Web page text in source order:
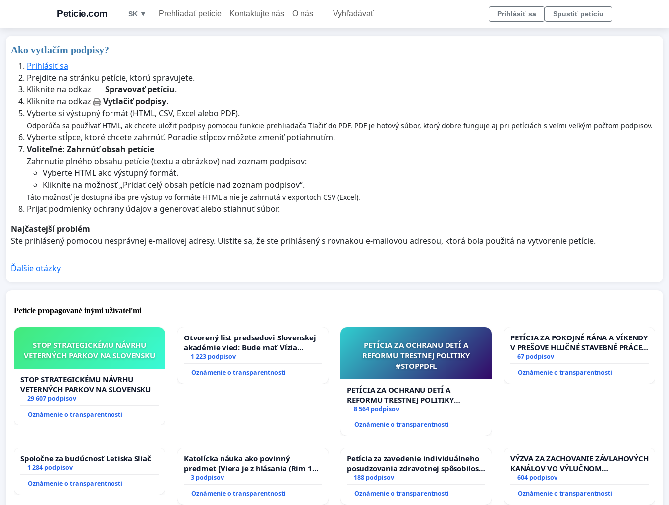
Peticie.com SK ▼ Prehliadať petície Kontaktujte nás O nás Vyhľadávať Prihlásiť sa Spustiť petíciu
Ako vytlačím podpisy?
Prihlásiť sa
Prejdite na stránku petície, ktorú spravujete.
Kliknite na odkaz
Spravovať petíciu.
Kliknite na odkaz
Vytlačiť podpisy.
Vyberte si výstupný formát (HTML, CSV, Excel alebo PDF).
Odporúča sa používať HTML, ak chcete uložiť podpisy pomocou funkcie prehliadača Tlačiť do PDF. PDF je hotový súbor, ktorý dobre funguje aj pri petíciách s veľmi veľkým počtom podpisov.
Vyberte stĺpce, ktoré chcete zahrnúť. Poradie stĺpcov môžete zmeniť potiahnutím.
Voliteľné: Zahrnúť obsah petície
Zahrnutie plného obsahu petície (textu a obrázkov) nad zoznam podpisov:
Vyberte HTML ako výstupný formát.
Kliknite na možnosť „Pridať celý obsah petície nad zoznam podpisov“.
Táto možnosť je dostupná iba pre výstup vo formáte HTML a nie je zahrnutá v exportoch CSV (Excel).
Prijať podmienky ochrany údajov a generovať alebo stiahnuť súbor.
Najčastejší problém
Ste prihlásený pomocou nesprávnej e-mailovej adresy. Uistite sa, že ste prihlásený s rovnakou e-mailovou adresou, ktorá bola použitá na vytvorenie petície.
Ďalšie otázky
Petície propagované inými užívateľmi
STOP STRATEGICKÉMU NÁVRHU
VETERNÝCH PARKOV NA SLOVENSKU
STOP STRATEGICKÉMU NÁVRHU
VETERNÝCH PARKOV NA SLOVENSKU
29 607 podpisov
Oznámenie o transparentnosti
Otvorený list predsedovi Slovenskej
akadémie vied: Bude mať Vízia
Slovenska 2040 mravnú chrbticu?
1 223 podpisov
Oznámenie o transparentnosti
PETÍCIA ZA OCHRANU DETÍ A
REFORMU TRESTNEJ POLITIKY
#STOPPDFL
PETÍCIA ZA OCHRANU DETÍ A
REFORMU TRESTNEJ POLITIKY
#STOPPDFL
8 564 podpisov
Oznámenie o transparentnosti
PETÍCIA ZA POKOJNÉ RÁNA A VÍKENDY
V PREŠOVE HLUČNÉ STAVEBNÉ PRÁCE
V SOBOTU LEN OD 9.00 DO 13.00
HOD., CEZ PRACOVNÝ TÝŽDEŇ CIEĽ
8.00 – 18.00 HOD. A PRAVIDELNÁ
67 podpisov
Oznámenie o transparentnosti
Spoločne za budúcnosť Letiska Sliač
1 284 podpisov
Oznámenie o transparentnosti
Katolícka náuka ako povinný
predmet [Viera je z hlásania (Rim 10,
17)]
3 podpisov
Oznámenie o transparentnosti
Petícia za zavedenie individuálneho
posudzovania zdravotnej spôsobilosti
osôb s diabetom 1. a 2. typu pri
prijímaní do Policajného zboru SR
188 podpisov
Oznámenie o transparentnosti
VÝZVA ZA ZACHOVANIE ZÁVLAHOVÝCH
KANÁLOV VO VÝLUČNOM
VLASTNÍCTVE A POD KONTROLOU
SLOVENSKEJ REPUBLIKY & žiadosť na
riešenie zanedbaného stavu
604 podpisov
Oznámenie o transparentnosti